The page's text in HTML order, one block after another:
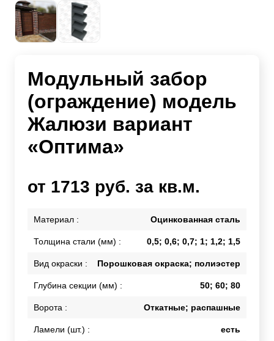
Модульный забор
(ограждение) модель
Жалюзи вариант
«Оптима»
от 1713 руб. за кв.м.
Материал : Оцинкованная сталь
Толщина стали (мм) : 0,5; 0,6; 0,7; 1; 1,2; 1,5
Вид окраски : Порошковая окраска; полиэстер
Глубина секции (мм) : 50; 60; 80
Ворота : Откатные; распашные
Ламели (шт.) : есть